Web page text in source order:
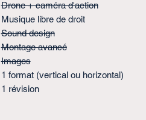
Drone + caméra d'action
Musique libre de droit
Sound design
Montage avancé
Images
1 format (vertical ou horizontal)
1 révision